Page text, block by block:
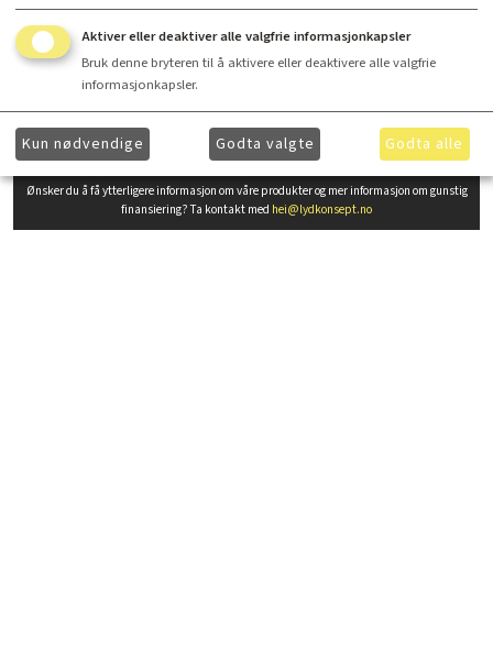
Produsent tekst
Ønsker du å få ytterligere informasjon om våre produkter og mer informasjon om gunstig
finansiering? Ta kontakt med hei@lydkonsept.no
Aktiver eller deaktiver alle valgfrie informasjonkapsler
Bruk denne bryteren til å aktivere eller deaktivere alle valgfrie
informasjonkapsler.
Kun nødvendige Godta valgte Godta alle